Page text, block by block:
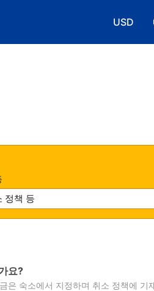
USD
통화 선
요?
은 숙소에서 지정하며 취소 정책에